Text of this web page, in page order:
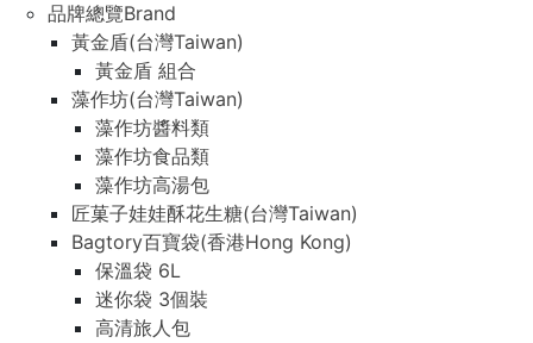
品牌總覽Brand
黃金盾(台灣Taiwan)
黃金盾 組合
藻作坊(台灣Taiwan)
藻作坊醬料類
藻作坊食品類
藻作坊高湯包
匠菓子娃娃酥花生糖(台灣Taiwan)
Bagtory百寶袋(香港Hong Kong)
保溫袋 6L
迷你袋 3個裝
高清旅人包